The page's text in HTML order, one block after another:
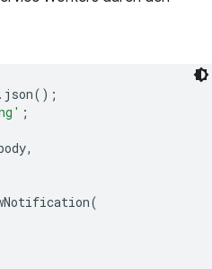
. json();
;
,
(